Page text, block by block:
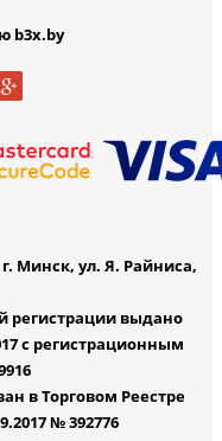
b3x.by
Минск, ул. Я. Райниса,
регистрации выдано
с регистрационным
в Торговом Реестре
№ 392776